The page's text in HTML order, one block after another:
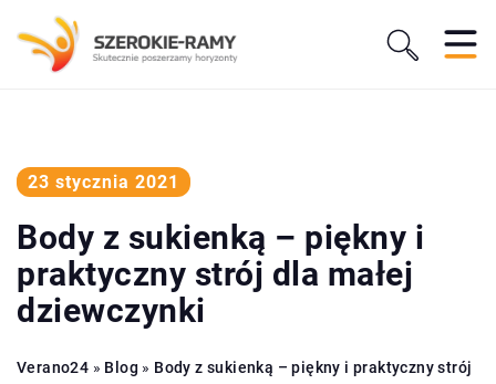
23 stycznia 2021
Body z sukienką – piękny i
praktyczny strój dla małej
dziewczynki
Verano24 » Blog » Body z sukienką – piękny i praktyczny strój